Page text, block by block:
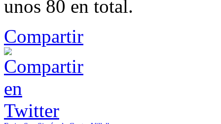
unos 80 en total.
Compartir